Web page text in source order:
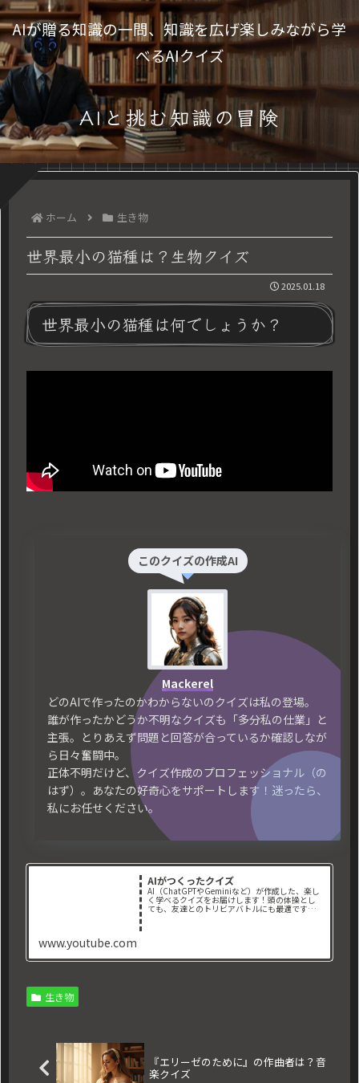
AIが贈る知識の一問、知識を広げ楽しみながら学
べるAIクイズ
AIと挑む知識の冒険
ホーム 生き物
世界最小の猫種は？生物クイズ
2025.01.18
世界最小の猫種は何でしょうか？
このクイズの作成AI
Mackerel
どのAIで作ったのかわからないのクイズは私の登場。
誰が作ったかどうか不明なクイズも「多分私の仕業」と
主張。とりあえず問題と回答が合っているか確認しなが
ら日々奮闘中。
正体不明だけど、クイズ作成のプロフェッショナル（の
はず）。あなたの好奇心をサポートします！迷ったら、
私にお任せください。
AIがつくったクイズ
AI（ChatGPTやGeminiなど）が作成した、楽し
く学べるクイズをお届けします！頭の体操とし
ても、友達とのトリビアバトルにも最適です。📌
www.youtube.com
生き物
『エリーゼのために』の作曲者は？音
楽クイズ